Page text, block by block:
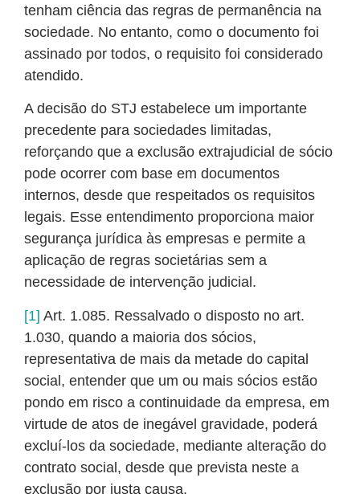
tenham ciência das regras de permanência na
sociedade. No entanto, como o documento foi
assinado por todos, o requisito foi considerado
atendido.
A decisão do STJ estabelece um importante
precedente para sociedades limitadas,
reforçando que a exclusão extrajudicial de sócio
pode ocorrer com base em documentos
internos, desde que respeitados os requisitos
legais. Esse entendimento proporciona maior
segurança jurídica às empresas e permite a
aplicação de regras societárias sem a
necessidade de intervenção judicial.
[1] Art. 1.085. Ressalvado o disposto no art.
1.030, quando a maioria dos sócios,
representativa de mais da metade do capital
social, entender que um ou mais sócios estão
pondo em risco a continuidade da empresa, em
virtude de atos de inegável gravidade, poderá
excluí-los da sociedade, mediante alteração do
contrato social, desde que prevista neste a
exclusão por justa causa.